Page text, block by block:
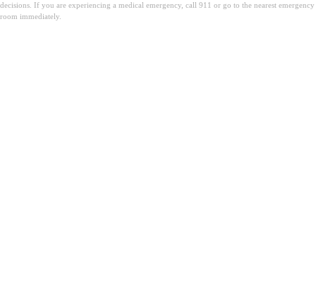
decisions. If you are experiencing a medical emergency, call 911 or go to the nearest emergency
room immediately.